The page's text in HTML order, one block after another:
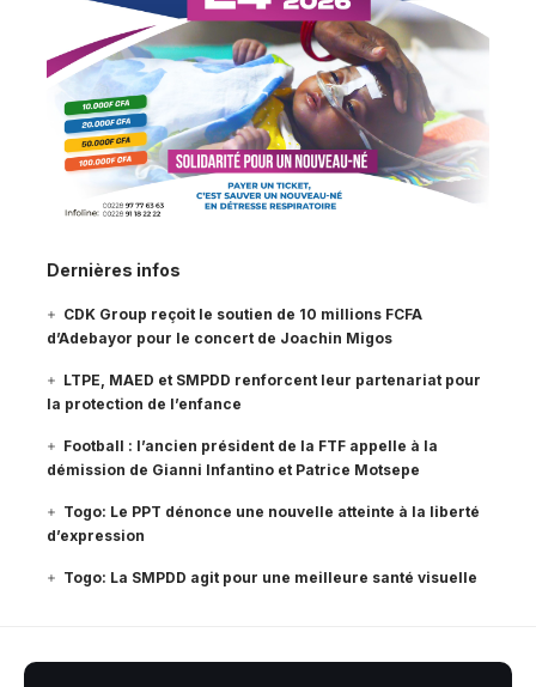
Dernières infos
CDK Group reçoit le soutien de 10 millions FCFA
d’Adebayor pour le concert de Joachin Migos
LTPE, MAED et SMPDD renforcent leur partenariat pour
la protection de l’enfance
Football : l’ancien président de la FTF appelle à la
démission de Gianni Infantino et Patrice Motsepe
Togo: Le PPT dénonce une nouvelle atteinte à la liberté
d’expression
Togo: La SMPDD agit pour une meilleure santé visuelle